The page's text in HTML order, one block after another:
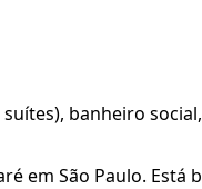
banheiro
em São Paulo.